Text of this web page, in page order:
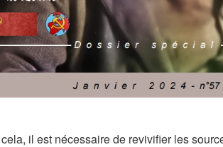
il est nécessaire de revivifier les